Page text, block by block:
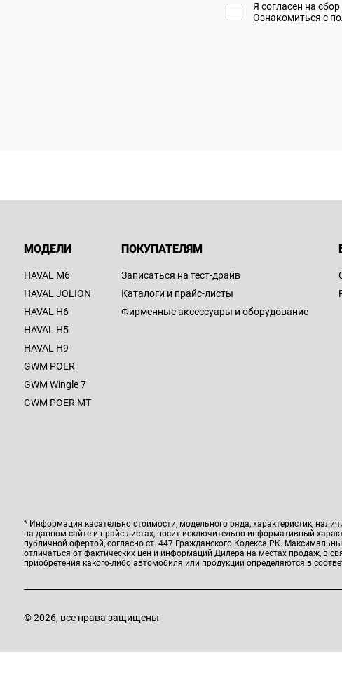
Я согласен на
Ознакомиться с
МОДЕЛИ
HAVAL M6
HAVAL JOLION
HAVAL H6
HAVAL H5
HAVAL H9
GWM POER
GWM Wingle 7
GWM POER MT
ПОКУПАТЕЛЯМ
Записаться на тест-драйв
Каталоги и прайс-листы
Фирменные аксессуары и оборудование
* Информация касательно стоимости, модельного ряда, характеристик,
на данном сайте и прайс-листах, носит исключительно информативный
публичной офертой, согласно ст. 447 Гражданского Кодекса РК.
отличаться от фактических цен и информаций Дилера на местах продаж, в
приобретения какого-либо автомобиля или продукции определяются в
© 2026, все права защищены